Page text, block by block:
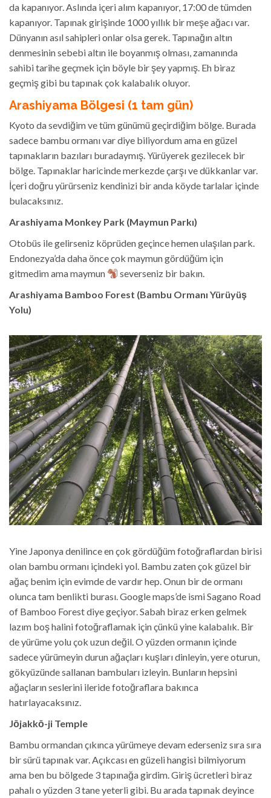
da kapanıyor. Aslında içeri alım kapanıyor, 17:00 de tümden
kapanıyor. Tapınak girişinde 1000 yıllık bir meşe ağacı var.
Dünyanın asıl sahipleri onlar olsa gerek. Tapınağın altın
denmesinin sebebi altın ile boyanmış olması, zamanında
sahibi tarihe geçmek için böyle bir şey yapmış. Eh biraz
geçmiş gibi bu tapınak çok kalabalık oluyor.
Arashiyama Bölgesi (1 tam gün)
Kyoto da sevdiğim ve tüm günümü geçirdiğim bölge. Burada
sadece bambu ormanı var diye biliyordum ama en güzel
tapınakların bazıları buradaymış. Yürüyerek gezilecek bir
bölge. Tapınaklar haricinde merkezde çarşı ve dükkanlar var.
İçeri doğru yürürseniz kendinizi bir anda köyde tarlalar içinde
bulacaksınız.
Arashiyama Monkey Park (Maymun Parkı)
Otobüs ile gelirseniz köprüden geçince hemen ulaşılan park.
Endonezya’da daha önce çok maymun gördüğüm için
gitmedim ama maymun
severseniz bir bakın.
Arashiyama Bamboo Forest (Bambu Ormanı Yürüyüş
Yolu)
Yine Japonya denilince en çok gördüğüm fotoğraflardan birisi
olan bambu ormanı içindeki yol. Bambu zaten çok güzel bir
ağaç benim için evimde de vardır hep. Onun bir de ormanı
olunca tam benlikti burası. Google maps’de ismi Sagano Road
of Bamboo Forest diye geçiyor. Sabah biraz erken gelmek
lazım boş halini fotoğraflamak için çünkü yine kalabalık. Bir
de yürüme yolu çok uzun değil. O yüzden ormanın içinde
sadece yürümeyin durun ağaçları kuşları dinleyin, yere oturun,
gökyüzünde sallanan bambuları izleyin. Bunların hepsini
ağaçların seslerini ileride fotoğraflara bakınca
hatırlayacaksınız.
Jōjakkō-ji Temple
Bambu ormandan çıkınca yürümeye devam ederseniz sıra sıra
bir sürü tapınak var. Açıkcası en güzeli hangisi bilmiyorum
ama ben bu bölgede 3 tapınağa girdim. Giriş ücretleri biraz
pahalı o yüzden 3 tane yeterli gibi. Bu arada tapınak deyince